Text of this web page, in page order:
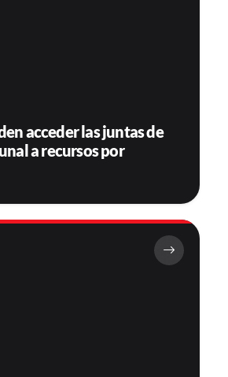
acceder las juntas de
a recursos por